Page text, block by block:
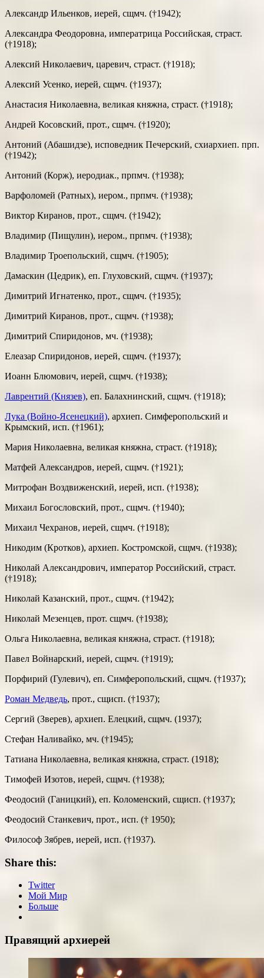
Александр Ильенков, иерей, сщмч. (†1942);
Александра Феодоровна, императрица Российская, страст.
(†1918);
Алексий Николаевич, царевич, страст. (†1918);
Алексий Усенко, иерей, сщмч. (†1937);
Анастасия Николаевна, великая княжна, страст. (†1918);
Андрей Косовский, прот., сщмч. (†1920);
Антоний (Абашидзе), исповедник Печерский, схиархиеп. прп.
(†1942);
Антоний (Корж), иеродиак., прпмч. (†1938);
Варфоломей (Ратных), иером., прпмч. (†1938);
Виктор Киранов, прот., сщмч. (†1942);
Владимир (Пищулин), иером., прпмч. (†1938);
Владимир Троепольский, сщмч. (†1905);
Дамаскин (Цедрик), еп. Глуховский, сщмч. (†1937);
Димитрий Игнатенко, прот., сщмч. (†1935);
Димитрий Киранов, прот., сщмч. (†1938);
Димитрий Спиридонов, мч. (†1938);
Елеазар Спиридонов, иерей, сщмч. (†1937);
Иоанн Блюмович, иерей, сщмч. (†1938);
Лаврентий (Князев), еп. Балахнинский, сщмч. (†1918);
Лука (Войно-Ясенецкий), архиеп. Симферопольский и
Крымский, исп. (†1961);
Мария Николаевна, великая княжна, страст. (†1918);
Матфей Александров, иерей, сщмч. (†1921);
Митрофан Воздвиженский, иерей, исп. (†1938);
Михаил Богословский, прот., сщмч. (†1940);
Михаил Чехранов, иерей, сщмч. (†1918);
Никодим (Кротков), архиеп. Костромской, сщмч. (†1938);
Николай Александрович, император Российский, страст.
(†1918);
Николай Казанский, прот., сщмч. (†1942);
Николай Мезенцев, прот. сщмч. (†1938);
Ольга Николаевна, великая княжна, страст. (†1918);
Павел Войнарский, иерей, сщмч. (†1919);
Порфирий (Гулевич), еп. Симферопольский, сщмч. (†1937);
Роман Медведь, прот., сщисп. (†1937);
Сергий (Зверев), архиеп. Елецкий, сщмч. (1937);
Стефан Наливайко, мч. (†1945);
Татиана Николаевна, великая княжна, страст. (1918);
Тимофей Изотов, иерей, сщмч. (†1938);
Феодосий (Ганицкий), еп. Коломенский, сщисп. (†1937);
Феодосий Станкевич, прот., исп. († 1950);
Философ Зябрев, иерей, исп. (†1937).
Share this:
Twitter
Мой Мир
Больше
Правящий архиерей